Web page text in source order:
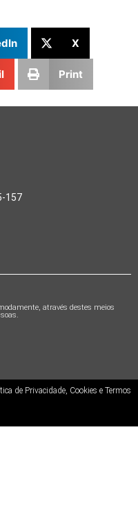
X
Print
157
através destes meios
de Privacidade, Cookies e Termos